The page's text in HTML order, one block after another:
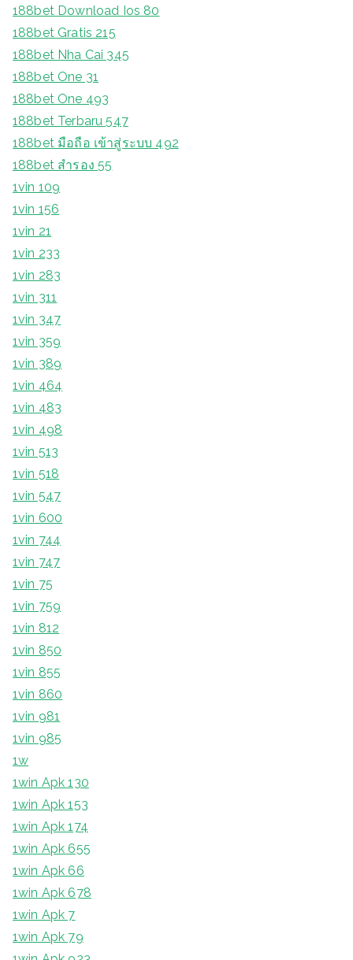
188bet Download Ios 80
188bet Gratis 215
188bet Nha Cai 345
188bet One 31
188bet One 493
188bet Terbaru 547
188bet มือถือ เข้าสู่ระบบ 492
188bet สํารอง 55
1vin 109
1vin 156
1vin 21
1vin 233
1vin 283
1vin 311
1vin 347
1vin 359
1vin 389
1vin 464
1vin 483
1vin 498
1vin 513
1vin 518
1vin 547
1vin 600
1vin 744
1vin 747
1vin 75
1vin 759
1vin 812
1vin 850
1vin 855
1vin 860
1vin 981
1vin 985
1w
1win Apk 130
1win Apk 153
1win Apk 174
1win Apk 655
1win Apk 66
1win Apk 678
1win Apk 7
1win Apk 79